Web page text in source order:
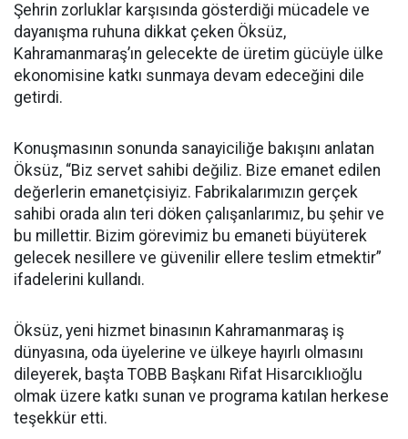
Şehrin zorluklar karşısında gösterdiği mücadele ve
dayanışma ruhuna dikkat çeken Öksüz,
Kahramanmaraş’ın gelecekte de üretim gücüyle ülke
ekonomisine katkı sunmaya devam edeceğini dile
getirdi.
Konuşmasının sonunda sanayiciliğe bakışını anlatan
Öksüz, “Biz servet sahibi değiliz. Bize emanet edilen
değerlerin emanetçisiyiz. Fabrikalarımızın gerçek
sahibi orada alın teri döken çalışanlarımız, bu şehir ve
bu millettir. Bizim görevimiz bu emaneti büyüterek
gelecek nesillere ve güvenilir ellere teslim etmektir”
ifadelerini kullandı.
Öksüz, yeni hizmet binasının Kahramanmaraş iş
dünyasına, oda üyelerine ve ülkeye hayırlı olmasını
dileyerek, başta TOBB Başkanı Rifat Hisarcıklıoğlu
olmak üzere katkı sunan ve programa katılan herkese
teşekkür etti.